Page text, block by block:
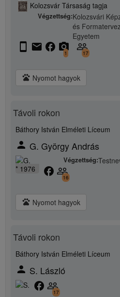
Kolozsvár Társaság tagja
Végzettség:Kolozsvári
és
Egyetem
stay_current_portrait email facebook camera_alt
1
people_outline
17
pets Nyomot hagyok
Távoli rokon
Báthory István Elméleti Líceum
person G. György András
* 1976
Végzettség:
facebook people_outline
16
pets Nyomot hagyok
Távoli rokon
Báthory István Elméleti Líceum
person S. László
facebook people_outline
17